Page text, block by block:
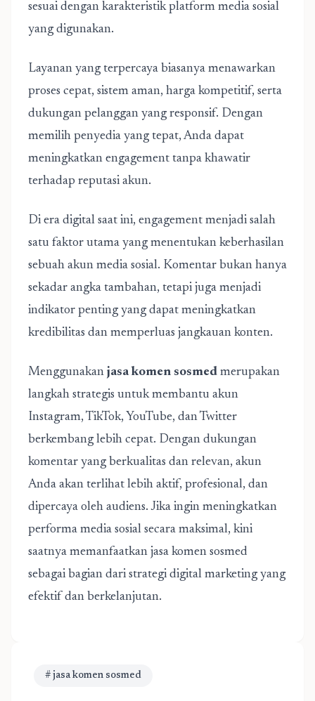
sesuai dengan karakteristik platform media sosial
yang digunakan.
Layanan yang terpercaya biasanya menawarkan
proses cepat, sistem aman, harga kompetitif, serta
dukungan pelanggan yang responsif. Dengan
memilih penyedia yang tepat, Anda dapat
meningkatkan engagement tanpa khawatir
terhadap reputasi akun.
Di era digital saat ini, engagement menjadi salah
satu faktor utama yang menentukan keberhasilan
sebuah akun media sosial. Komentar bukan hanya
sekadar angka tambahan, tetapi juga menjadi
indikator penting yang dapat meningkatkan
kredibilitas dan memperluas jangkauan konten.
Menggunakan jasa komen sosmed merupakan
langkah strategis untuk membantu akun
Instagram, TikTok, YouTube, dan Twitter
berkembang lebih cepat. Dengan dukungan
komentar yang berkualitas dan relevan, akun
Anda akan terlihat lebih aktif, profesional, dan
dipercaya oleh audiens. Jika ingin meningkatkan
performa media sosial secara maksimal, kini
saatnya memanfaatkan jasa komen sosmed
sebagai bagian dari strategi digital marketing yang
efektif dan berkelanjutan.
# jasa komen sosmed